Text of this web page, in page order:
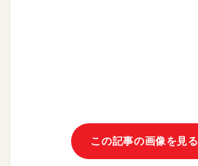
この記事の画像を見る